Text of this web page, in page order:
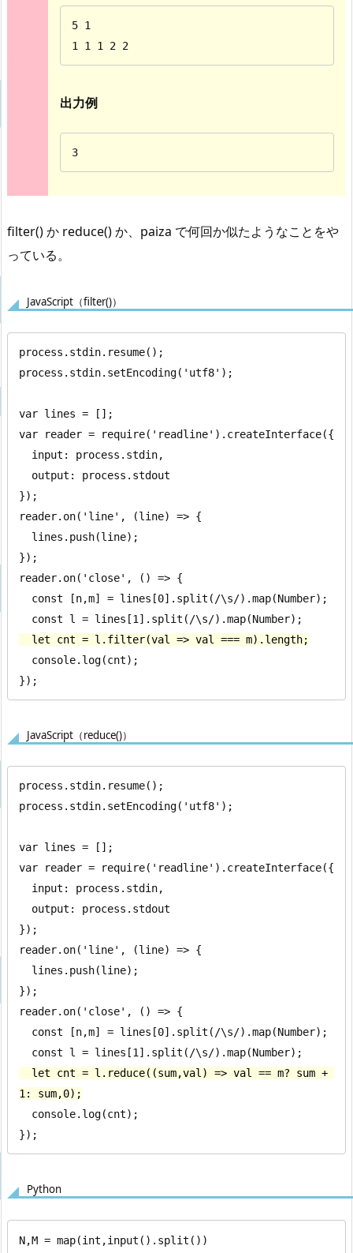
5 1
1 1 1 2 2
出力例
3
filter() か reduce() か、paiza で何回か似たようなことをや
っている。
JavaScript（filter()）
process.stdin.resume();
process.stdin.setEncoding('utf8');
var lines = [];
var reader = require('readline').createInterface({
});
reader.on('line', (line) => {
});
reader.on('close', () => {
  let cnt = l.filter(val => val === m).length;
});
JavaScript（reduce()）
process.stdin.resume();
process.stdin.setEncoding('utf8');
var lines = [];
var reader = require('readline').createInterface({
});
reader.on('line', (line) => {
});
reader.on('close', () => {
1: sum,0);
});
Python
N,M = map(int,input().split())